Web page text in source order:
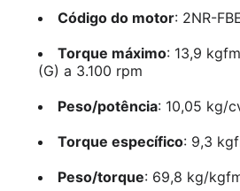
Código do motor: 2NR-
Torque máximo: 13,9
(G) a 3.100 rpm
Peso/potência: 10,05 kg/
Torque específico: 9,3
Peso/torque: 69,8 kg/